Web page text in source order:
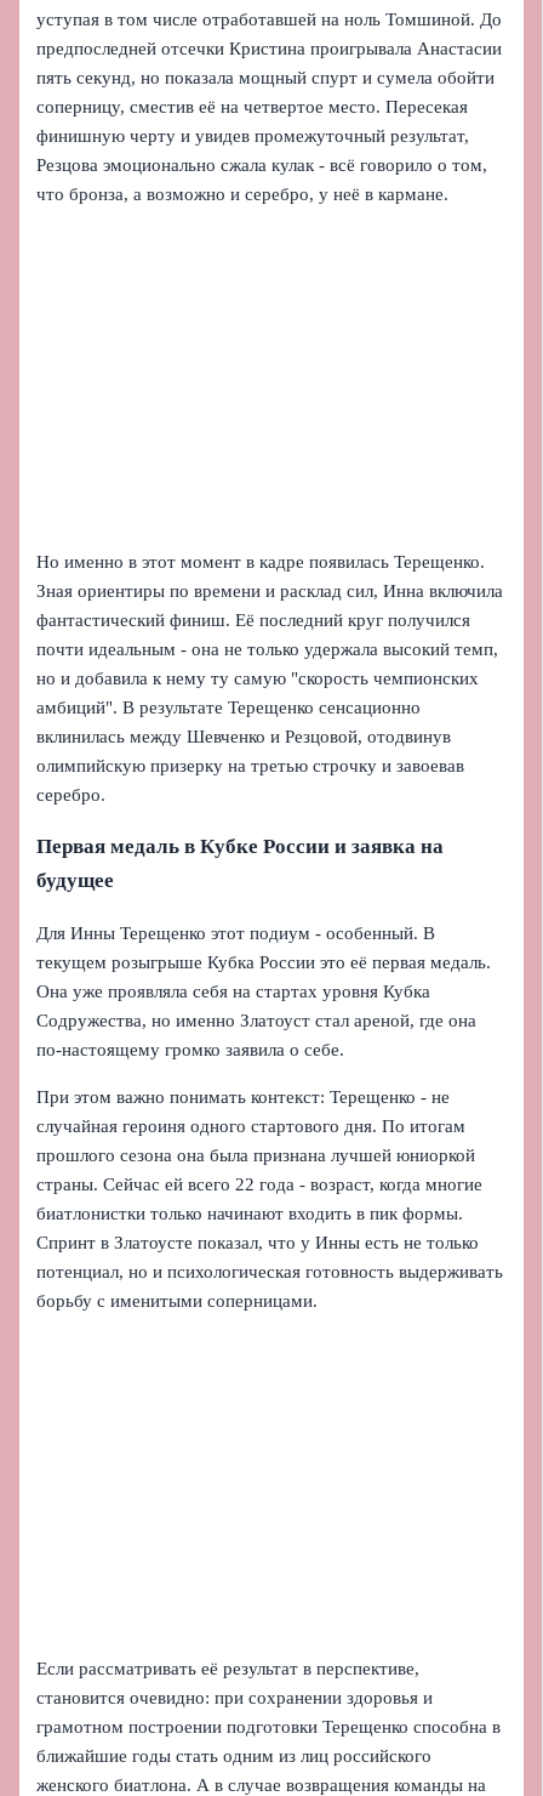
уступая в том числе отработавшей на ноль Томшиной. До
предпоследней отсечки Кристина проигрывала Анастасии
пять секунд, но показала мощный спурт и сумела обойти
соперницу, сместив её на четвертое место. Пересекая
финишную черту и увидев промежуточный результат,
Резцова эмоционально сжала кулак - всё говорило о том,
что бронза, а возможно и серебро, у неё в кармане.
Но именно в этот момент в кадре появилась Терещенко.
Зная ориентиры по времени и расклад сил, Инна включила
фантастический финиш. Её последний круг получился
почти идеальным - она не только удержала высокий темп,
но и добавила к нему ту самую "скорость чемпионских
амбиций". В результате Терещенко сенсационно
вклинилась между Шевченко и Резцовой, отодвинув
олимпийскую призерку на третью строчку и завоевав
серебро.
Первая медаль в Кубке России и заявка на
будущее
Для Инны Терещенко этот подиум - особенный. В
текущем розыгрыше Кубка России это её первая медаль.
Она уже проявляла себя на стартах уровня Кубка
Содружества, но именно Златоуст стал ареной, где она
по-настоящему громко заявила о себе.
При этом важно понимать контекст: Терещенко - не
случайная героиня одного стартового дня. По итогам
прошлого сезона она была признана лучшей юниоркой
страны. Сейчас ей всего 22 года - возраст, когда многие
биатлонистки только начинают входить в пик формы.
Спринт в Златоусте показал, что у Инны есть не только
потенциал, но и психологическая готовность выдерживать
борьбу с именитыми соперницами.
Если рассматривать её результат в перспективе,
становится очевидно: при сохранении здоровья и
грамотном построении подготовки Терещенко способна в
ближайшие годы стать одним из лиц российского
женского биатлона. А в случае возвращения команды на